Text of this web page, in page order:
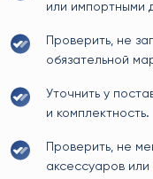
или импортными
Проверить, не
обязательной
Уточнить у
и комплектность.
Проверить, не
аксессуаров